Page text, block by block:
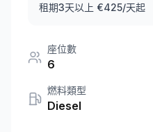
租期3天以上 €425/天起
座位數
6
燃料類型
Diesel